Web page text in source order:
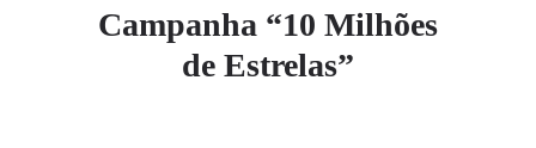
Campanha “10 Milhões
de Estrelas”